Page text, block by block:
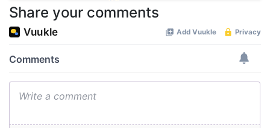
Share your comments